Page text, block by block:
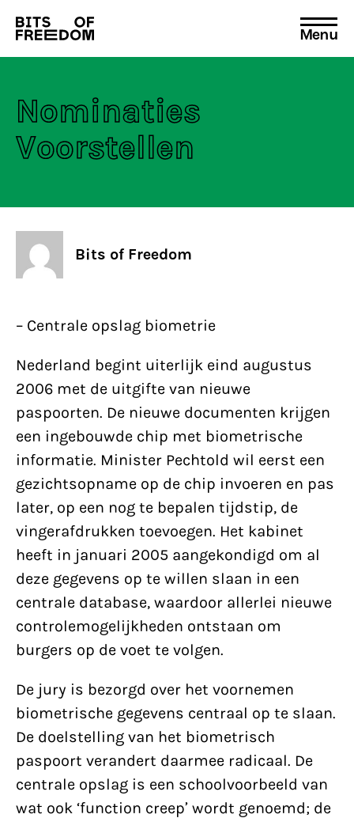
Search
for:
Menu
Nominaties
Voorstellen
Bits of Freedom
– Centrale opslag biometrie
Nederland begint uiterlijk eind augustus
2006 met de uitgifte van nieuwe
paspoorten. De nieuwe documenten krijgen
een ingebouwde chip met biometrische
informatie. Minister Pechtold wil eerst een
gezichtsopname op de chip invoeren en pas
later, op een nog te bepalen tijdstip, de
vingerafdrukken toevoegen. Het kabinet
heeft in januari 2005 aangekondigd om al
deze gegevens op te willen slaan in een
centrale database, waardoor allerlei nieuwe
controlemogelijkheden ontstaan om
burgers op de voet te volgen.
De jury is bezorgd over het voornemen
biometrische gegevens centraal op te slaan.
De doelstelling van het biometrisch
paspoort verandert daarmee radicaal. De
centrale opslag is een schoolvoorbeeld van
wat ook ‘function creep’ wordt genoemd; de